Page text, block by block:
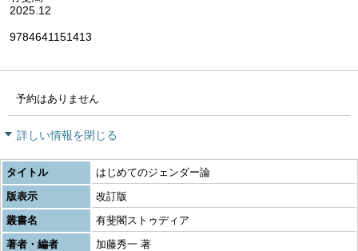
2025.12
9784641151413
予約はありません
詳しい情報を閉じる
タイトル
はじめてのジェンダー論
版表示
改訂版
叢書名
有斐閣ストゥディア
著者・編者
加藤秀一 著